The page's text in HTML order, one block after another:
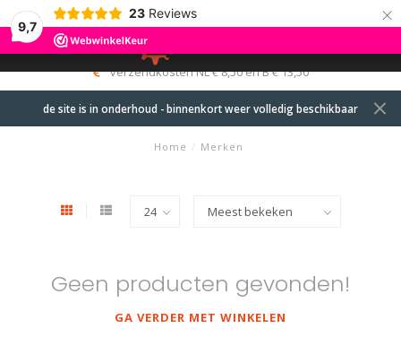
9,7
23 Reviews ×
MENU
0
verzendkosten NL € 8,50 en B € 13,50
de site is in onderhoud - binnenkort weer volledig beschikbaar
Home / Merken
Geen producten gevonden!
GA VERDER MET WINKELEN